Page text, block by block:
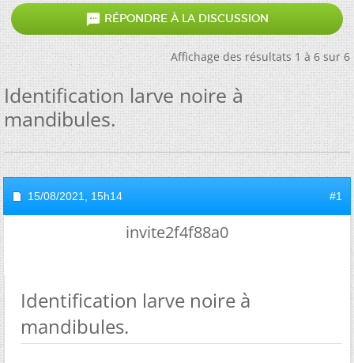
 RÉPONDRE À LA DISCUSSION
Affichage des résultats 1 à 6 sur 6
Identification larve noire à
mandibules.
15/08/2021, 15h14 #1
invite2f4f88a0
Identification larve noire à
mandibules.